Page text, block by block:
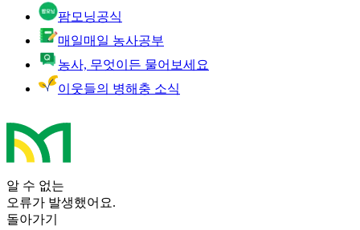
팜모닝공식
매일매일 농사공부
농사, 무엇이든 물어보세요
이웃들의 병해충 소식
알 수 없는
오류가 발생했어요.
돌아가기